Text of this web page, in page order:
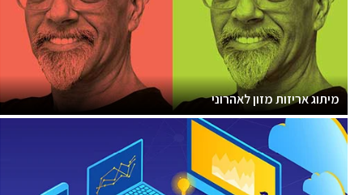
מיתוג אריזות מזון לאהרוני